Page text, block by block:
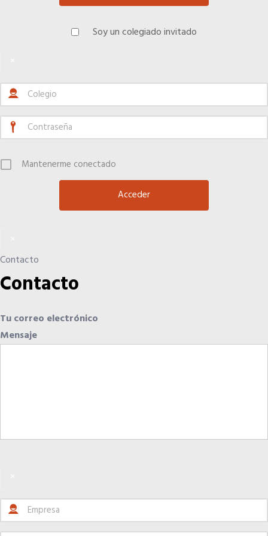
Quiero recibir el Newsletter / El Anuario
Soy un colegiado invitado
Mantenerme conectado
Contacto
Contacto
Tu correo electrónico
Mensaje